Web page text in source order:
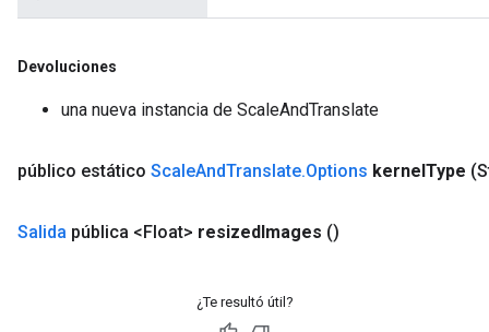
Devoluciones
una nueva instancia de ScaleAndTranslate
público estático ScaleAndTranslate.Options kernelType
Salida pública <Float> resizedImages ()
¿Te resultó útil?